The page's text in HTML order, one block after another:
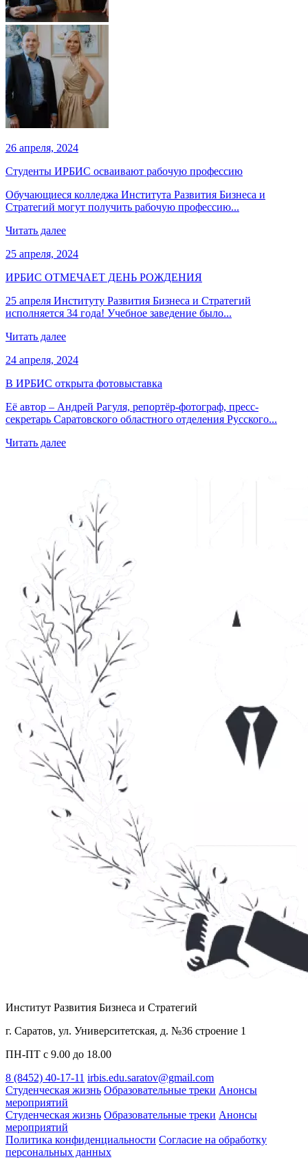
26 апреля, 2024
Студенты ИРБИС осваивают рабочую профессию
Обучающиеся колледжа Института Развития Бизнеса и
Стратегий могут получить рабочую профессию...
Читать далее
25 апреля, 2024
ИРБИС ОТМЕЧАЕТ ДЕНЬ РОЖДЕНИЯ
25 апреля Институту Развития Бизнеса и Стратегий
исполняется 34 года! Учебное заведение было...
Читать далее
24 апреля, 2024
В ИРБИС открыта фотовыставка
Её автор – Андрей Рагуля, репортёр-фотограф, пресс-
секретарь Саратовского областного отделения Русского...
Читать далее
Институт Развития Бизнеса и Стратегий
г. Саратов, ул. Университетская, д. №36 строение 1
ПН-ПТ с 9.00 до 18.00
8 (8452) 40-17-11 irbis.edu.saratov@gmail.com
Студенческая жизнь Образовательные треки Анонсы
мероприятий
Студенческая жизнь Образовательные треки Анонсы
мероприятий
Политика конфиденциальности Cогласие на обработку
персональных данных